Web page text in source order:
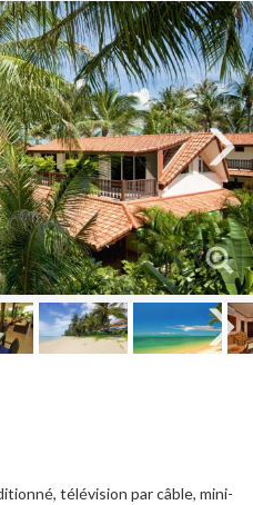
Next
télévision par câble, mini-